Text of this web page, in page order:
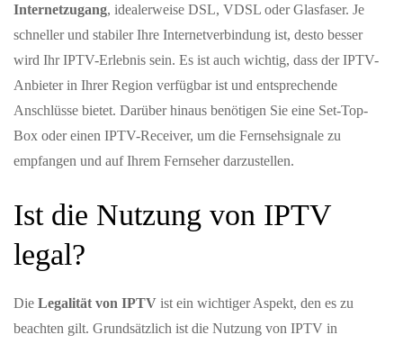
Internetzugang, idealerweise DSL, VDSL oder Glasfaser. Je
schneller und stabiler Ihre Internetverbindung ist, desto besser
wird Ihr IPTV-Erlebnis sein. Es ist auch wichtig, dass der IPTV-
Anbieter in Ihrer Region verfügbar ist und entsprechende
Anschlüsse bietet. Darüber hinaus benötigen Sie eine Set-Top-
Box oder einen IPTV-Receiver, um die Fernsehsignale zu
empfangen und auf Ihrem Fernseher darzustellen.
Ist die Nutzung von IPTV
legal?
Die Legalität von IPTV ist ein wichtiger Aspekt, den es zu
beachten gilt. Grundsätzlich ist die Nutzung von IPTV in